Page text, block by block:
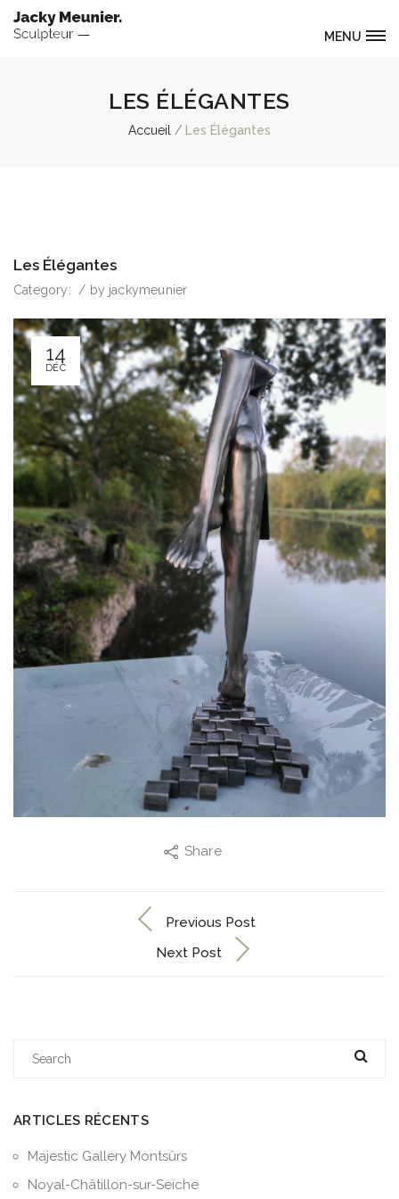
MENU
LES ÉLÉGANTES
Accueil Les Élégantes
Les Élégantes
Category: / by jackymeunier
14
DÉC
Share
Previous Post
Next Post
ARTICLES RÉCENTS
Majestic Gallery Montsûrs
Noyal-Châtillon-sur-Seiche